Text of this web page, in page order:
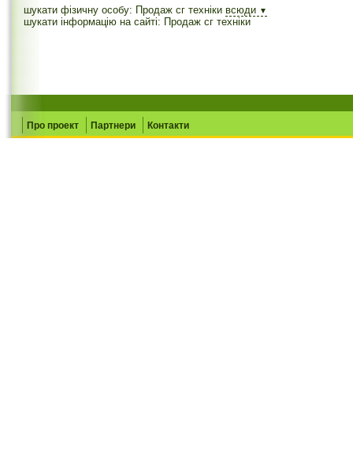
шукати фізичну особу: Продаж сг техніки всюди ▼
шукати інформацію на сайті: Продаж сг техніки
Про проект Партнери Контакти